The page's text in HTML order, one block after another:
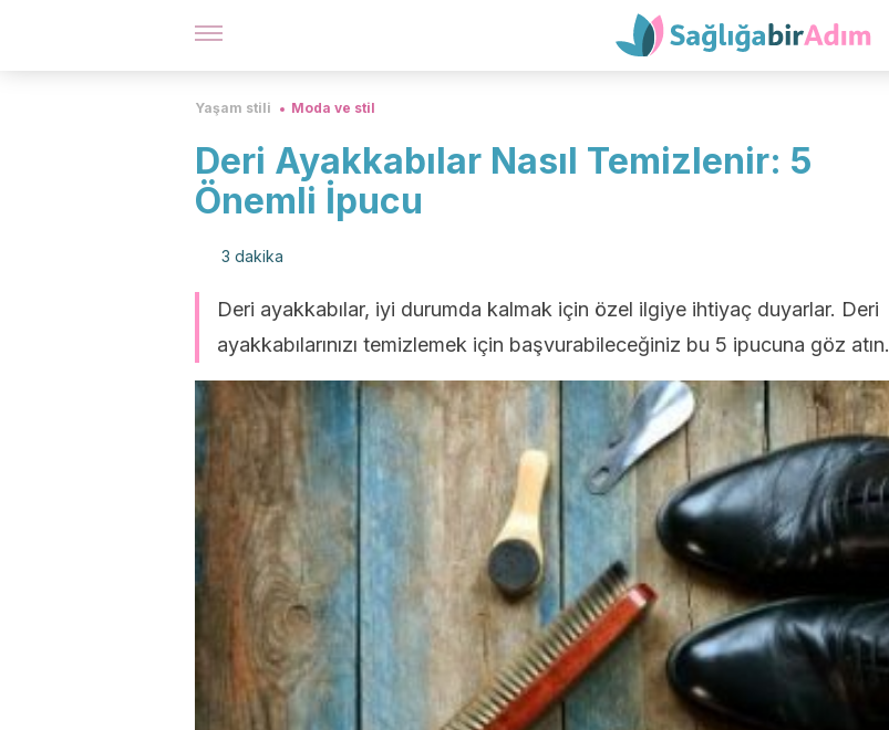
Yaşam stili Moda ve stil
Deri Ayakkabılar Nasıl Temizlenir: 5
Önemli İpucu
3 dakika
Deri ayakkabılar, iyi durumda kalmak için özel ilgiye ihtiyaç duyarlar. Deri
ayakkabılarınızı temizlemek için başvurabileceğiniz bu 5 ipucuna göz atın.